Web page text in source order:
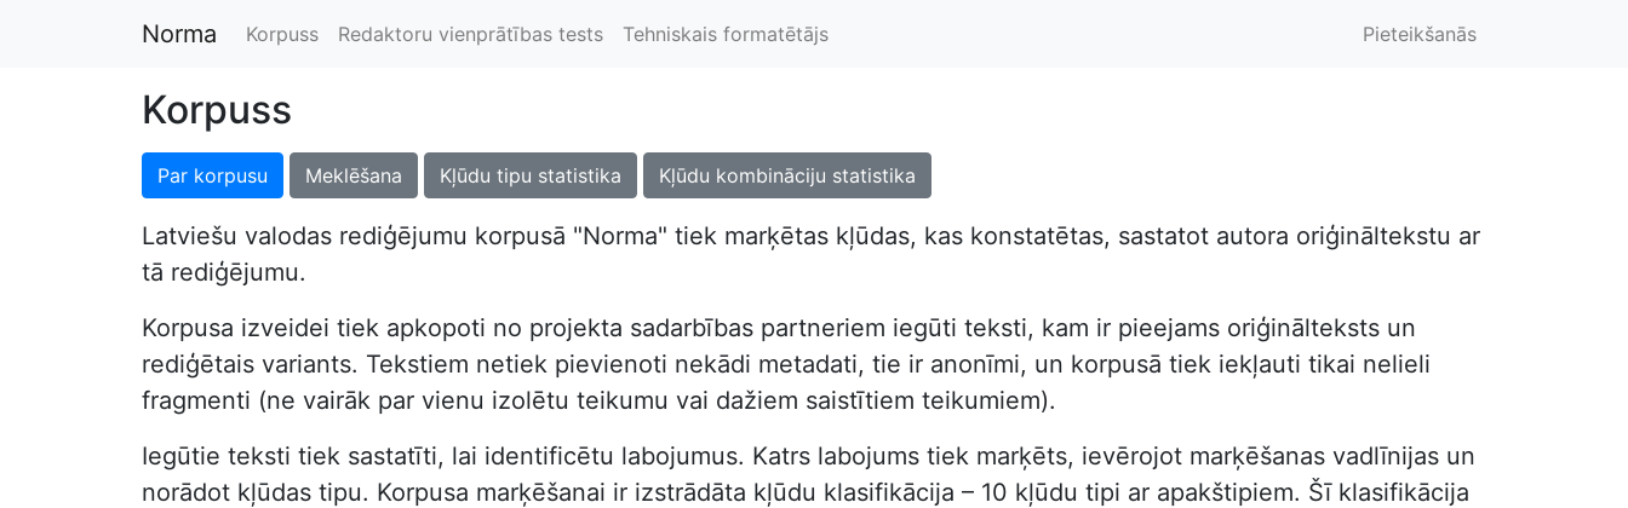
Norma Korpuss Redaktoru vienprātības tests Tehniskais formatētājs Pieteikšanās
Korpuss
Par korpusu Meklēšana Kļūdu tipu statistika Kļūdu kombināciju statistika
Latviešu valodas rediģējumu korpusā "Norma" tiek marķētas kļūdas, kas konstatētas, sastatot autora oriģināltekstu ar
tā rediģējumu.
Korpusa izveidei tiek apkopoti no projekta sadarbības partneriem iegūti teksti, kam ir pieejams oriģinālteksts un
rediģētais variants. Tekstiem netiek pievienoti nekādi metadati, tie ir anonīmi, un korpusā tiek iekļauti tikai nelieli
fragmenti (ne vairāk par vienu izolētu teikumu vai dažiem saistītiem teikumiem).
Iegūtie teksti tiek sastatīti, lai identificētu labojumus. Katrs labojums tiek marķēts, ievērojot marķēšanas vadlīnijas un
norādot kļūdas tipu. Korpusa marķēšanai ir izstrādāta kļūdu klasifikācija – 10 kļūdu tipi ar apakštipiem. Šī klasifikācija